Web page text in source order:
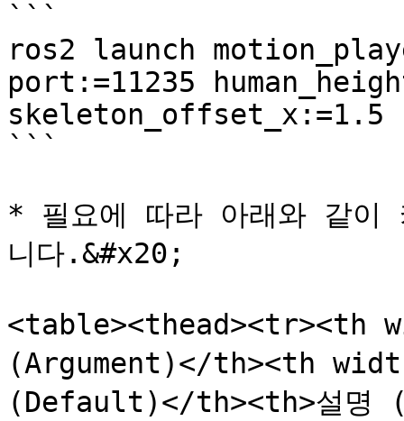
```
ros2 launch
port:=11235
skeleton_offset_x:=1.5
```
* 필요에 따라 아래와 같이
니다.&#x20;
<table><thead><tr><th
(Argument)</th><th
(Default)</th><th>설